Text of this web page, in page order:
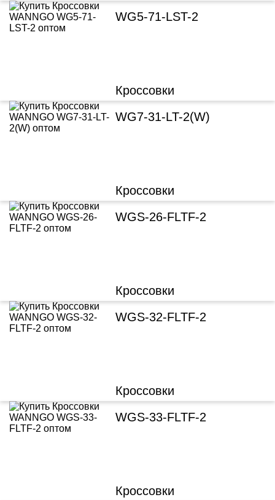
WG5-71-LST-2
Кроссовки
WG7-31-LT-2(W)
Кроссовки
WGS-26-FLTF-2
Кроссовки
WGS-32-FLTF-2
Кроссовки
WGS-33-FLTF-2
Кроссовки